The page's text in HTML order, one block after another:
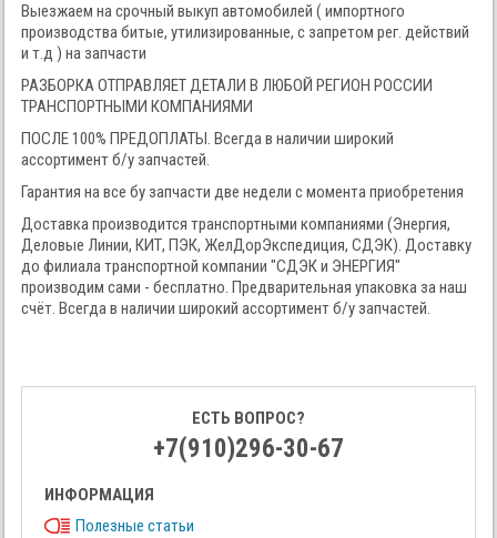
Выезжаем на срочный выкуп автомобилей ( импортного
производства битые, утилизированные, с запретом рег. действий
и т.д ) на запчасти
РАЗБОРКА ОТПРАВЛЯЕТ ДЕТАЛИ В ЛЮБОЙ РЕГИОН РОССИИ
ТРАНСПОРТНЫМИ КОМПАНИЯМИ
ПОСЛЕ 100% ПРЕДОПЛАТЫ. Всегда в наличии широкий
ассортимент б/у запчастей.
Гарантия на все бу запчасти две недели с момента приобретения
Доставка производится транспортными компаниями (Энергия,
Деловые Линии, КИТ, ПЭК, ЖелДорЭкспедиция, СДЭК). Доставку
до филиала транспортной компании "СДЭК и ЭНЕРГИЯ"
производим сами - бесплатно. Предварительная упаковка за наш
счёт. Всегда в наличии широкий ассортимент б/у запчастей.
ЕСТЬ ВОПРОС?
+7(910)296-30-67
ИНФОРМАЦИЯ
Полезные статьи